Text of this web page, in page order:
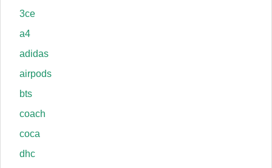
3ce
a4
adidas
airpods
bts
coach
coca
dhc